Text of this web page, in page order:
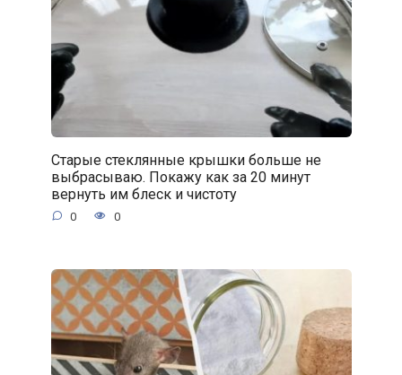
Старые стеклянные крышки больше не
выбрасываю. Покажу как за 20 минут
вернуть им блеск и чистоту
0 0